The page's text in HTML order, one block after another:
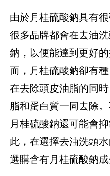
由於月桂硫酸鈉具有
很多品牌都會在去油
鈉，以便能達到更好
而，月桂硫酸鈉卻有
在去除頭皮油脂的同
脂和蛋白質一同去除
月桂硫酸鈉還可能會
此，在選擇去油洗頭
選購含有月桂硫酸鈉成